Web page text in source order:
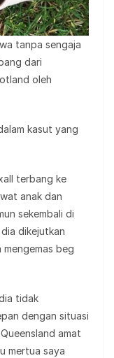
tanpa sengaja
dari
oleh
kasut yang
terbang ke
anak dan
sekembali di
dikejutkan
mengemas beg
tidak
dengan situasi
amat
mertua saya